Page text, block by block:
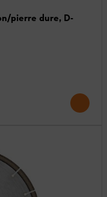
pierre dure, D-